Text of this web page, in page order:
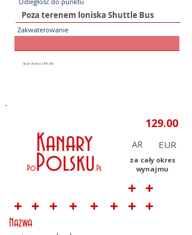
Zakwaterowanie
AR
za cały okres
wynajmu
Nazwa